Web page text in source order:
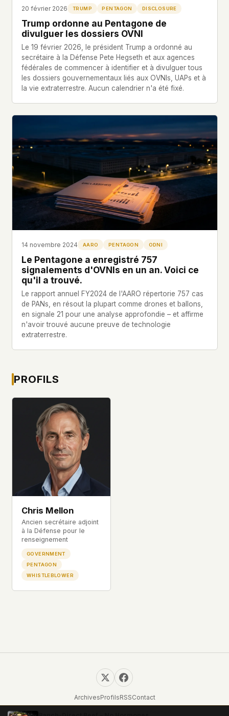
20 février 2026 TRUMP PENTAGON DISCLOSURE
Trump ordonne au Pentagone de
divulguer les dossiers OVNI
Le 19 février 2026, le président Trump a ordonné au
secrétaire à la Défense Pete Hegseth et aux agences
fédérales de commencer à identifier et à divulguer tous
les dossiers gouvernementaux liés aux OVNIs, UAPs et à
la vie extraterrestre. Aucun calendrier n'a été fixé.
14 novembre 2024 AARO PENTAGON ODNI
Le Pentagone a enregistré 757
signalements d'OVNIs en un an. Voici ce
qu'il a trouvé.
Le rapport annuel FY2024 de l'AARO répertorie 757 cas
de PANs, en résout la plupart comme drones et ballons,
en signale 21 pour une analyse approfondie – et affirme
n'avoir trouvé aucune preuve de technologie
extraterrestre.
PROFILS
Chris Mellon
Ancien secrétaire adjoint
à la Défense pour le
renseignement
GOVERNMENT
PENTAGON
WHISTLEBLOWER
ArchivesProfilsRSSContact